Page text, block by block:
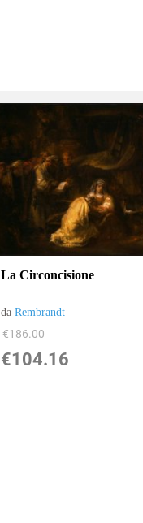
La Circoncisione
daRembrandt
€186.00
€104.16